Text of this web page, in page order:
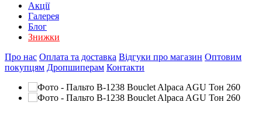
Акції
Галерея
Блог
Знижки
Про нас Оплата та доставка Відгуки про магазин Оптовим
покупцям Дропшиперам Контакти